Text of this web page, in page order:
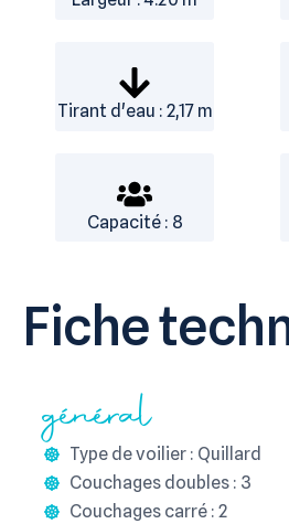
Tirant d'eau : 2,17 m
Capacité : 8
Fiche
général
Type de voilier : Quillard
Couchages doubles : 3
Couchages carré : 2